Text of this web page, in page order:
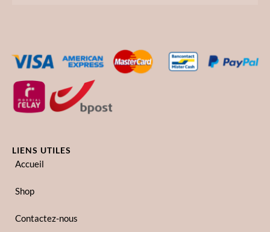
LIENS UTILES
Accueil
Shop
Contactez-nous